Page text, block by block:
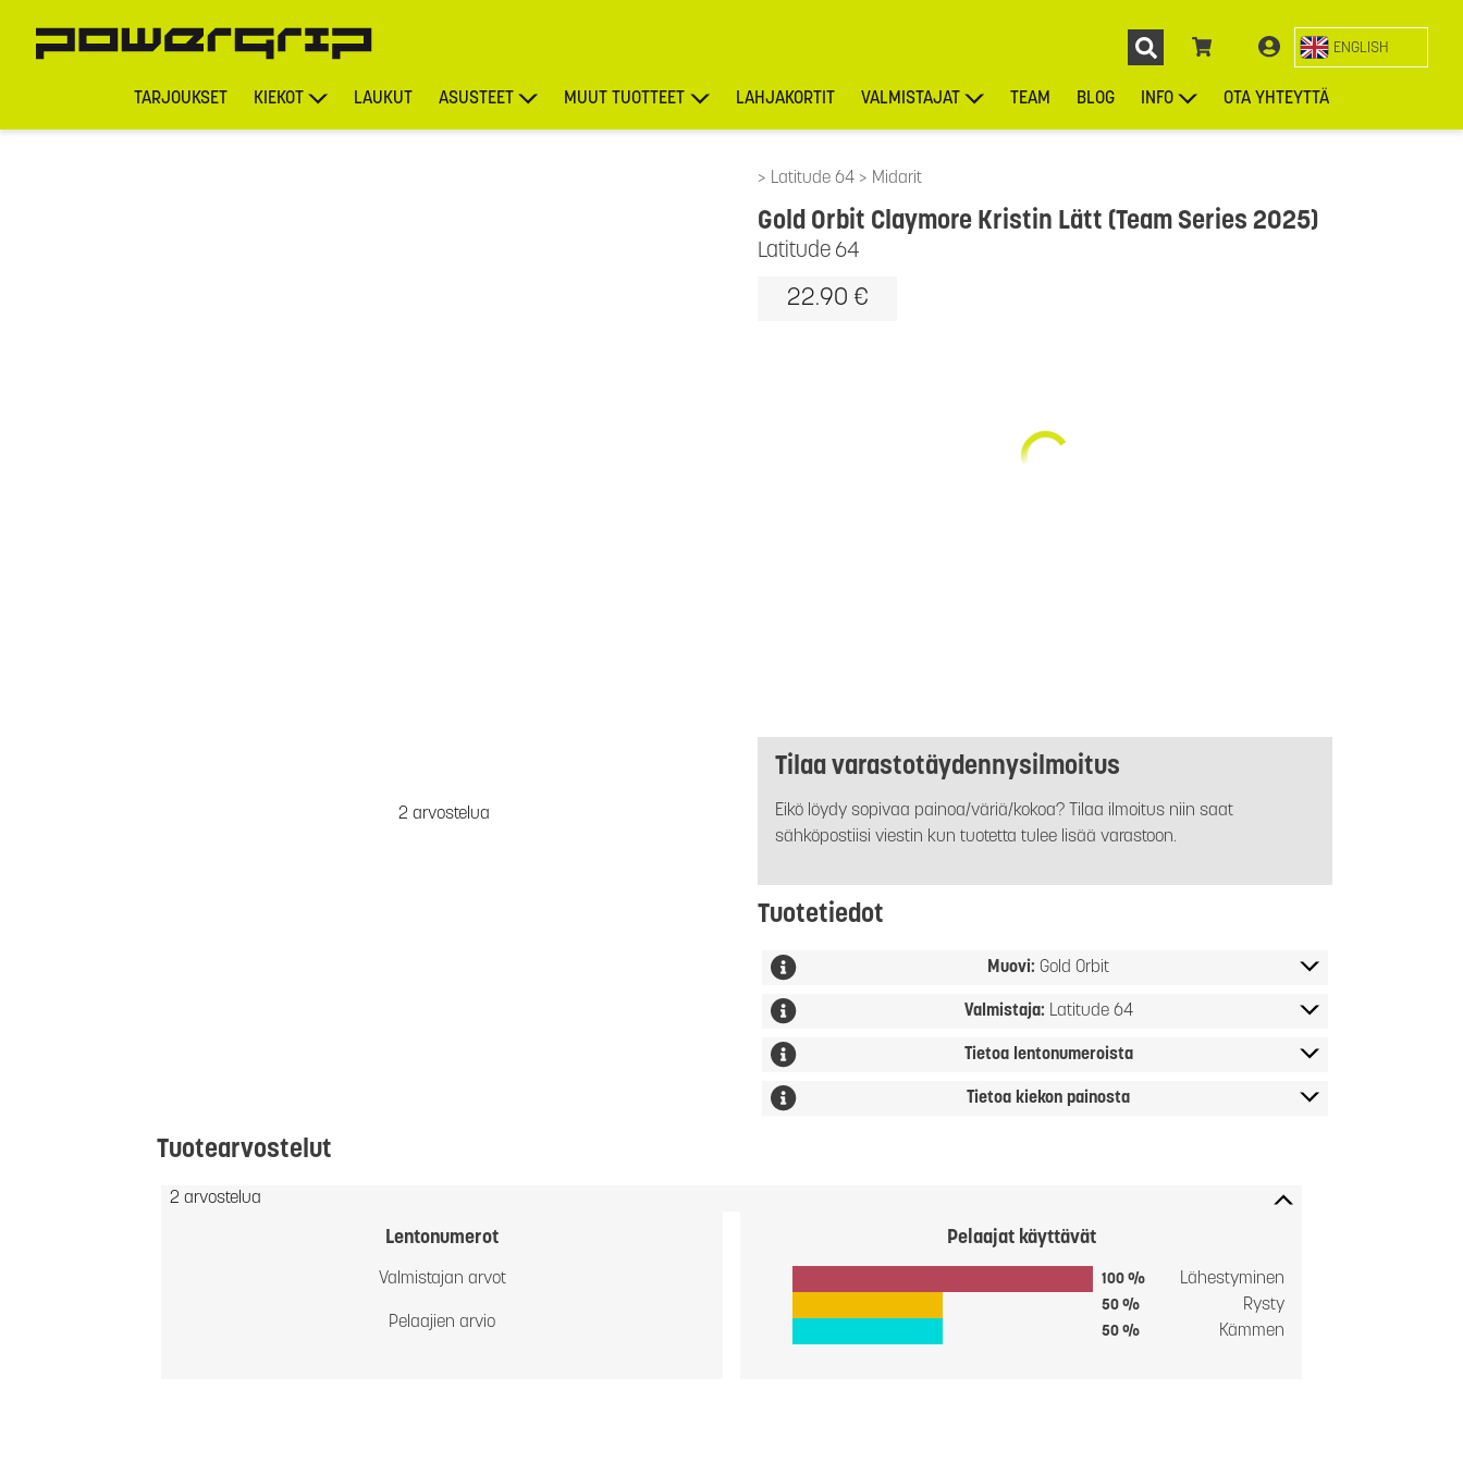
ENGLISH
TARJOUKSET KIEKOT LAUKUT ASUSTEET MUUT TUOTTEET LAHJAKORTIT VALMISTAJAT TEAM BLOG INFO OTA YHTEYTTÄ
Latitude 64 Midarit
2 arvostelua
Latitude 64
Gold Orbit Claymore Kristin Lätt (Team Series 2025)
22.90 €
Tilaa varastotäydennysilmoitus
Eikö löydy sopivaa painoa/väriä/kokoa? Tilaa ilmoitus niin saat
sähköpostiisi viestin kun tuotetta tulee lisää varastoon.
Tuotetiedot
Muovi: Gold Orbit
Valmistaja: Latitude 64
Tietoa lentonumeroista
Tietoa kiekon painosta
Tuotearvostelut
2 arvostelua
Lentonumerot
Valmistajan arvot
Pelaajien arvio
Pelaajat käyttävät
100 % Lähestyminen
50 % Rysty
50 % Kämmen